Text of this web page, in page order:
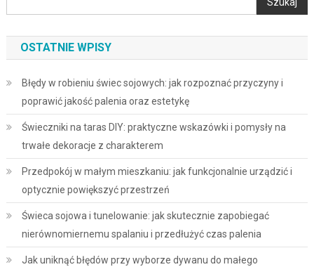
OSTATNIE WPISY
Błędy w robieniu świec sojowych: jak rozpoznać przyczyny i
poprawić jakość palenia oraz estetykę
Świeczniki na taras DIY: praktyczne wskazówki i pomysły na
trwałe dekoracje z charakterem
Przedpokój w małym mieszkaniu: jak funkcjonalnie urządzić i
optycznie powiększyć przestrzeń
Świeca sojowa i tunelowanie: jak skutecznie zapobiegać
nierównomiernemu spalaniu i przedłużyć czas palenia
Jak uniknąć błędów przy wyborze dywanu do małego